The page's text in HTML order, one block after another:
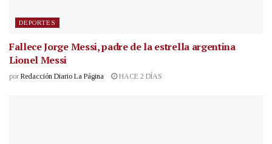
DEPORTES
Fallece Jorge Messi, padre de la estrella argentina
Lionel Messi
por Redacción Diario La Página HACE 2 DÍAS